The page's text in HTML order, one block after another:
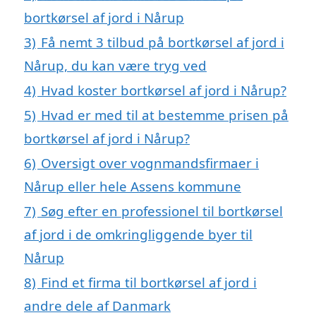
bortkørsel af jord i Nårup
3) Få nemt 3 tilbud på bortkørsel af jord i
Nårup, du kan være tryg ved
4) Hvad koster bortkørsel af jord i Nårup?
5) Hvad er med til at bestemme prisen på
bortkørsel af jord i Nårup?
6) Oversigt over vognmandsfirmaer i
Nårup eller hele Assens kommune
7) Søg efter en professionel til bortkørsel
af jord i de omkringliggende byer til
Nårup
8) Find et firma til bortkørsel af jord i
andre dele af Danmark